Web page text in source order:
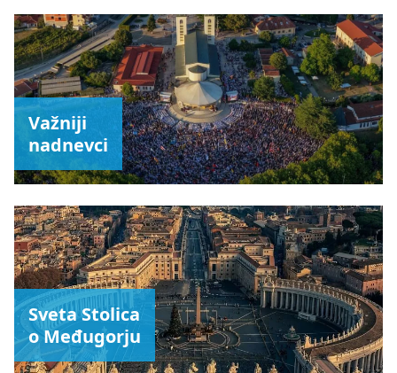
Važniji
nadnevci
Sveta Stolica
o Međugorju